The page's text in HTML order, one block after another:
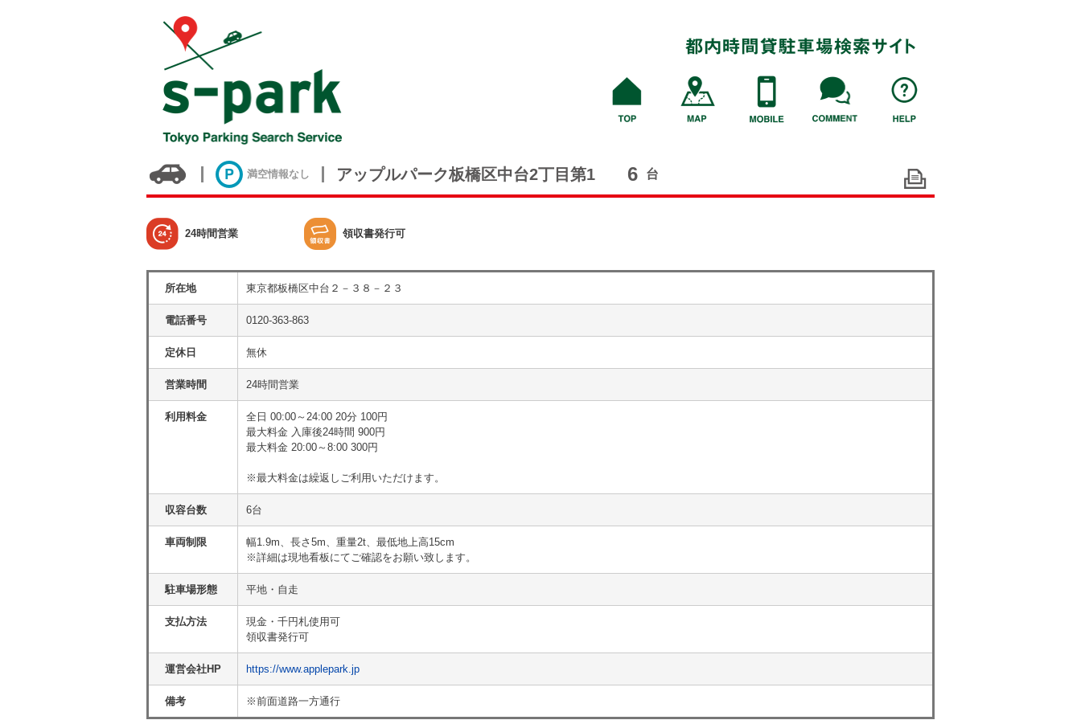
満空情報なし アップルパーク板橋区中台2丁目第1 6 台
24時間営業 領収書発行可
所在地 東京都板橋区中台２－３８－２３
電話番号 0120-363-863
定休日 無休
営業時間 24時間営業
利用料金
全日 00:00～24:00 20分 100円
最大料金 入庫後24時間 900円
最大料金 20:00～8:00 300円
※最大料金は繰返しご利用いただけます。
収容台数 6台
車両制限
幅1.9m、長さ5m、重量2t、最低地上高15cm
※詳細は現地看板にてご確認をお願い致します。
駐車場形態 平地・自走
支払方法
現金・千円札使用可
領収書発行可
運営会社HP https://www.applepark.jp
備考 ※前面道路一方通行